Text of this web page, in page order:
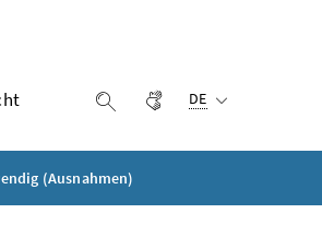
Suche einblenden
Gebärdensprache
DE
(Ausnahmen)